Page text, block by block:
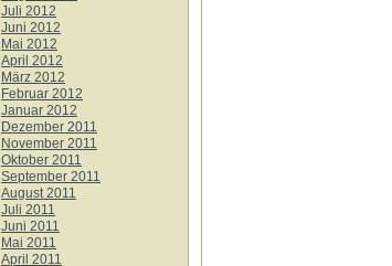
Juli 2012
Juni 2012
Mai 2012
April 2012
März 2012
Februar 2012
Januar 2012
Dezember 2011
November 2011
Oktober 2011
September 2011
August 2011
Juli 2011
Juni 2011
Mai 2011
April 2011